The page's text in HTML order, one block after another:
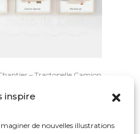
inspire
de nouvelles illustrations
– Tractopelle Camion